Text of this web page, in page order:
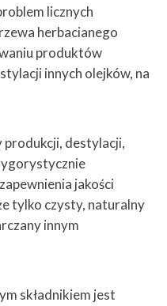
licznych
herbacianego
produktów
innych olejków, na
destylacji,
jakości
tylko czysty, naturalny
innym
składnikiem jest